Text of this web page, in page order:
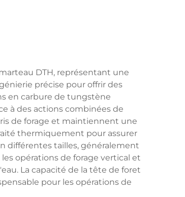
DTH, représentant une
précise pour offrir des
en carbure de tungstène
à des actions combinées de
de forage et maintiennent une
thermiquement pour assurer
différentes tailles, généralement
opérations de forage vertical et
La capacité de la tête de foret
pour les opérations de